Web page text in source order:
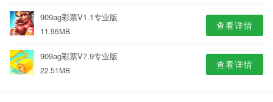
909ag彩票V1.1专业版
11.96MB 查看详情
909ag彩票V7.9专业版
22.51MB 查看详情